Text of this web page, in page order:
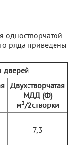
одностворчатой
ряда приведены
дверей
Двухстворчатая
МДД (Ф)
м2/2створки
7,3